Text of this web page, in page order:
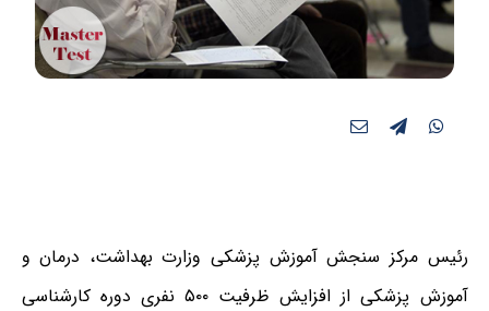
رئیس مرکز سنجش آموزش پزشکی وزارت بهداشت، درمان و
آموزش پزشکی از افزایش ظرفیت ۵۰۰ نفری دوره کارشناسی